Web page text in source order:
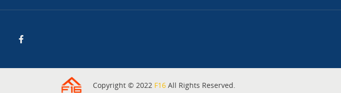
Copyright © 2022 F16 All Rights Reserved.